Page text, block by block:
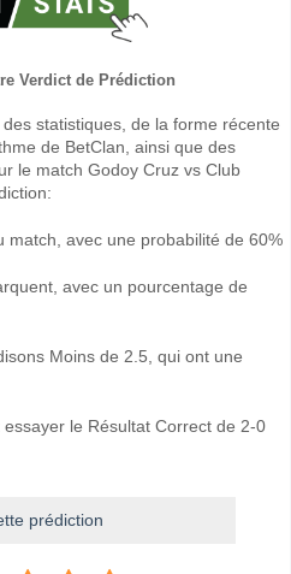
Verdict de Prédiction
statistiques, de la forme récente
de BetClan, ainsi que des
le match Godoy Cruz vs Club
match, avec une probabilité de 60%
avec un pourcentage de
Moins de 2.5, qui ont une
le Résultat Correct de 2-0
prédiction